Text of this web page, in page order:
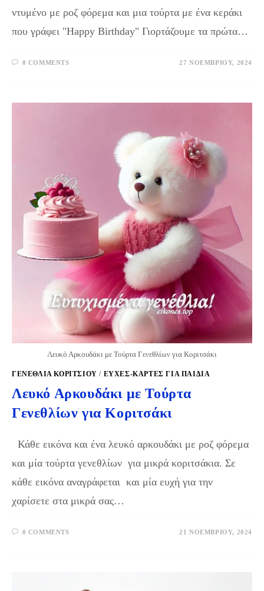
ντυμένο με ροζ φόρεμα και μια τούρτα με ένα κεράκι
που γράφει "Happy Birthday" Γιορτάζουμε τα πρώτα…
0 COMMENTS 27 ΝΟΕΜΒΡΊΟΥ, 2024
Λευκό Αρκουδάκι με Τούρτα Γενεθλίων για Κοριτσάκι
ΓΕΝΈΘΛΙΑ ΚΟΡΙΤΣΙΟΎ / ΕΥΧΈΣ-ΚΆΡΤΕΣ ΓΙΑ ΠΑΙΔΙΆ
Λευκό Αρκουδάκι με Τούρτα
Γενεθλίων για Κοριτσάκι
Κάθε εικόνα και ένα λευκό αρκουδάκι με ροζ φόρεμα
και μία τούρτα γενεθλίων για μικρά κοριτσάκια. Σε
κάθε εικόνα αναγράφεται και μία ευχή για την
χαρίσετε στα μικρά σας…
0 COMMENTS 21 ΝΟΕΜΒΡΊΟΥ, 2024